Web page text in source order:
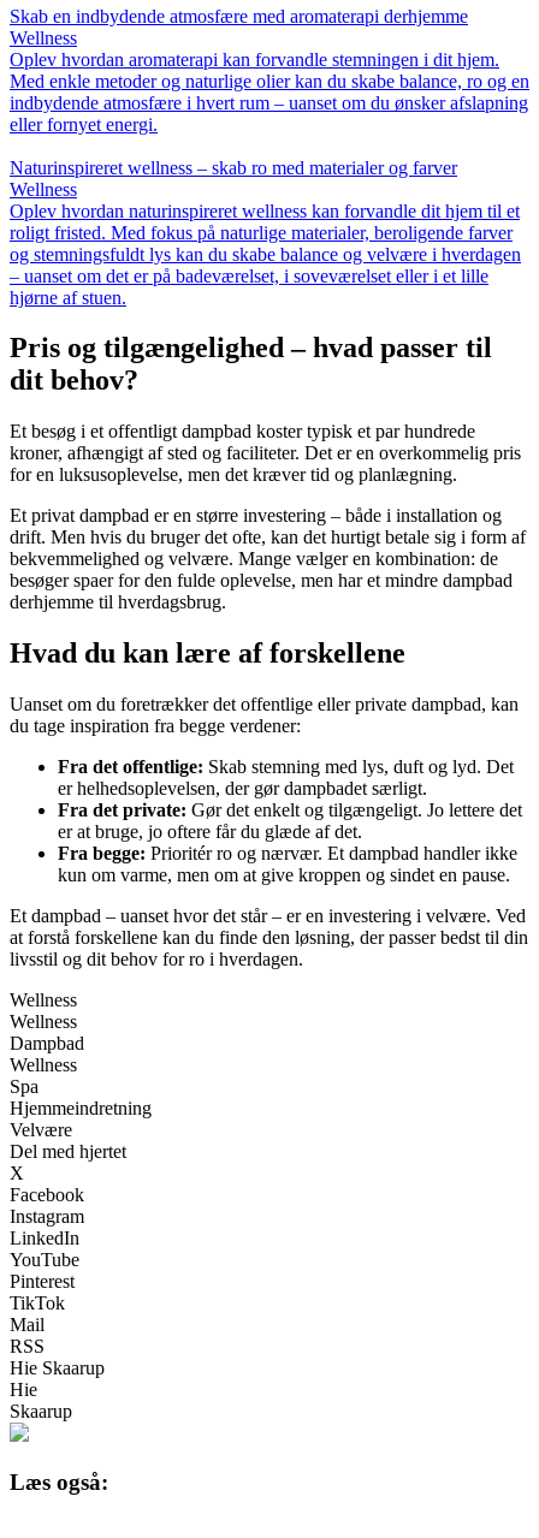
Skab en indbydende atmosfære med aromaterapi derhjemme
Wellness
Oplev hvordan aromaterapi kan forvandle stemningen i dit hjem.
Med enkle metoder og naturlige olier kan du skabe balance, ro og en
indbydende atmosfære i hvert rum – uanset om du ønsker afslapning
eller fornyet energi.
Naturinspireret wellness – skab ro med materialer og farver
Wellness
Oplev hvordan naturinspireret wellness kan forvandle dit hjem til et
roligt fristed. Med fokus på naturlige materialer, beroligende farver
og stemningsfuldt lys kan du skabe balance og velvære i hverdagen
– uanset om det er på badeværelset, i soveværelset eller i et lille
hjørne af stuen.
Pris og tilgængelighed – hvad passer til
dit behov?
Et besøg i et offentligt dampbad koster typisk et par hundrede
kroner, afhængigt af sted og faciliteter. Det er en overkommelig pris
for en luksusoplevelse, men det kræver tid og planlægning.
Et privat dampbad er en større investering – både i installation og
drift. Men hvis du bruger det ofte, kan det hurtigt betale sig i form af
bekvemmelighed og velvære. Mange vælger en kombination: de
besøger spaer for den fulde oplevelse, men har et mindre dampbad
derhjemme til hverdagsbrug.
Hvad du kan lære af forskellene
Uanset om du foretrækker det offentlige eller private dampbad, kan
du tage inspiration fra begge verdener:
Fra det offentlige: Skab stemning med lys, duft og lyd. Det
er helhedsoplevelsen, der gør dampbadet særligt.
Fra det private: Gør det enkelt og tilgængeligt. Jo lettere det
er at bruge, jo oftere får du glæde af det.
Fra begge: Prioritér ro og nærvær. Et dampbad handler ikke
kun om varme, men om at give kroppen og sindet en pause.
Et dampbad – uanset hvor det står – er en investering i velvære. Ved
at forstå forskellene kan du finde den løsning, der passer bedst til din
livsstil og dit behov for ro i hverdagen.
Wellness
Wellness
Dampbad
Wellness
Spa
Hjemmeindretning
Velvære
Del med hjertet
X
Facebook
Instagram
LinkedIn
YouTube
Pinterest
TikTok
Mail
RSS
Hie Skaarup
Hie
Skaarup
Læs også: